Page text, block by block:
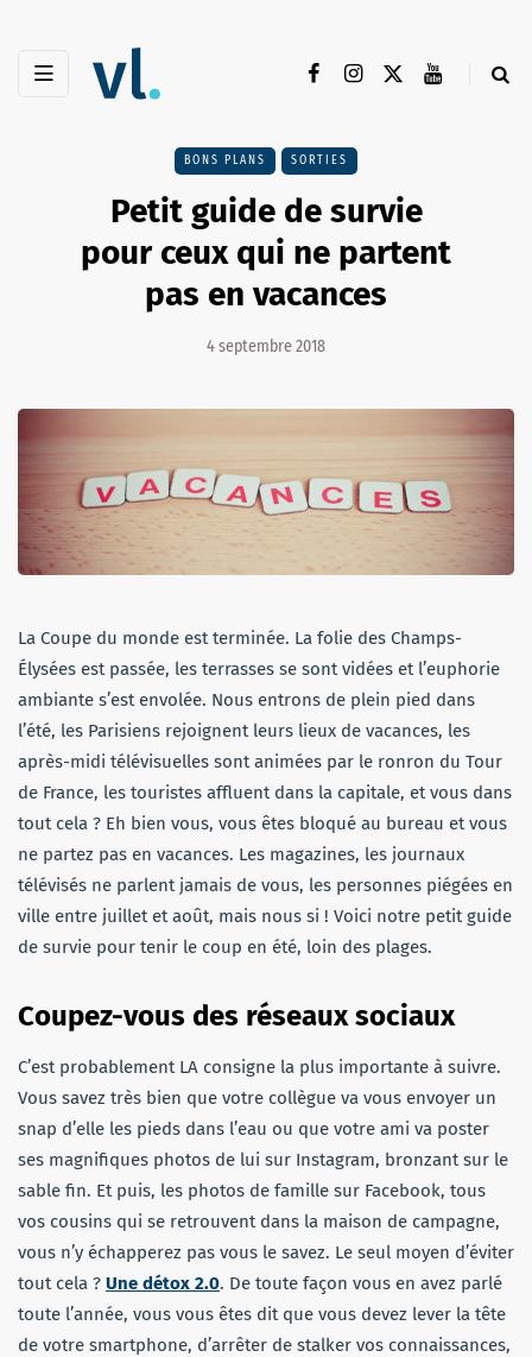
BONS PLANS SORTIES
Petit guide de survie
pour ceux qui ne partent
pas en vacances
4 septembre 2018
La Coupe du monde est terminée. La folie des Champs-
Élysées est passée, les terrasses se sont vidées et l’euphorie
ambiante s’est envolée. Nous entrons de plein pied dans
l’été, les Parisiens rejoignent leurs lieux de vacances, les
après-midi télévisuelles sont animées par le ronron du Tour
de France, les touristes affluent dans la capitale, et vous dans
tout cela ? Eh bien vous, vous êtes bloqué au bureau et vous
ne partez pas en vacances. Les magazines, les journaux
télévisés ne parlent jamais de vous, les personnes piégées en
ville entre juillet et août, mais nous si ! Voici notre petit guide
de survie pour tenir le coup en été, loin des plages.
Coupez-vous des réseaux sociaux
C’est probablement LA consigne la plus importante à suivre.
Vous savez très bien que votre collègue va vous envoyer un
snap d’elle les pieds dans l’eau ou que votre ami va poster
ses magnifiques photos de lui sur Instagram, bronzant sur le
sable fin. Et puis, les photos de famille sur Facebook, tous
vos cousins qui se retrouvent dans la maison de campagne,
vous n’y échapperez pas vous le savez. Le seul moyen d’éviter
tout cela ? Une détox 2.0. De toute façon vous en avez parlé
toute l’année, vous vous êtes dit que vous devez lever la tête
de votre smartphone, d’arrêter de stalker vos connaissances,